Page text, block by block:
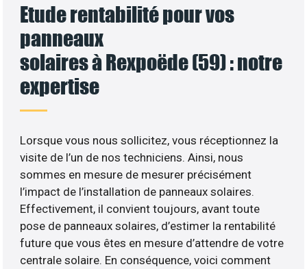
Etude rentabilité pour vos
panneaux
solaires à Rexpoëde (59) : notre
expertise
Lorsque vous nous sollicitez, vous réceptionnez la
visite de l’un de nos techniciens. Ainsi, nous
sommes en mesure de mesurer précisément
l’impact de l’installation de panneaux solaires.
Effectivement, il convient toujours, avant toute
pose de panneaux solaires, d’estimer la rentabilité
future que vous êtes en mesure d’attendre de votre
centrale solaire. En conséquence, voici comment